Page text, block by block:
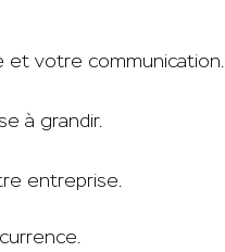
et votre communication.
à grandir.
entreprise.